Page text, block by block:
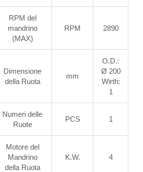
RPM del
mandrino
(MAX)
RPM 2890
Dimensione
della Ruota
mm
O.D.:
Ø 200
Wirth:
1
Numeri delle
Ruote
PCS 1
Motore del
Mandrino
della Ruota
K.W. 4